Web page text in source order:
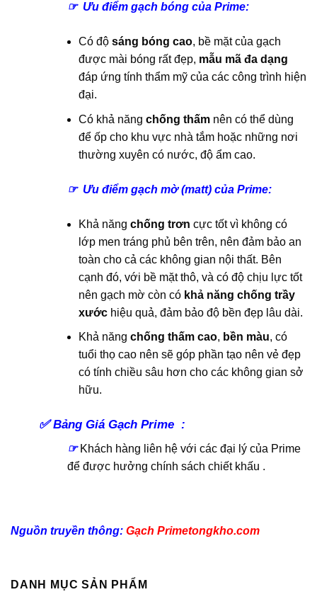
☞ Ưu điểm gạch bóng của Prime:
Có độ sáng bóng cao, bề mặt của gạch
được mài bóng rất đẹp, mẫu mã đa dạng
đáp ứng tính thẩm mỹ của các công trình hiện
đại.
Có khả năng chống thấm nên có thể dùng
để ốp cho khu vực nhà tắm hoặc những nơi
thường xuyên có nước, độ ẩm cao.
☞ Ưu điểm gạch mờ (matt) của Prime:
Khả năng chống trơn cực tốt vì không có
lớp men tráng phủ bên trên, nên đảm bảo an
toàn cho cả các không gian nội thất. Bên
cạnh đó, với bề mặt thô, và có độ chịu lực tốt
nên gạch mờ còn có khả năng chống trầy
xước hiệu quả, đảm bảo độ bền đẹp lâu dài.
Khả năng chống thấm cao, bền màu, có
tuổi thọ cao nên sẽ góp phần tạo nên vẻ đẹp
có tính chiều sâu hơn cho các không gian sở
hữu.
✅Bảng Giá Gạch Prime :
☞ Khách hàng liên hệ với các đại lý của Prime
để được hưởng chính sách chiết khấu .
Nguồn truyền thông: Gạch Primetongkho.com
DANH MỤC SẢN PHẨM